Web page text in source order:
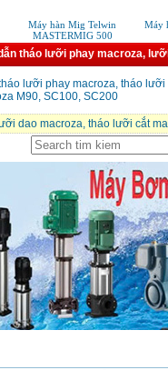
Máy hàn Mig Telwin
MASTERMIG 500
Máy
tháo lưỡi phay macroza,
lưỡi phay macroza, tháo
M90, SC100, SC200
dao macroza, tháo lưỡi cắt